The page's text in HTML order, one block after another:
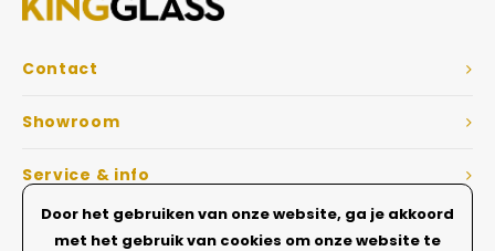
Contact
Showroom
Service & info
Dé Glazen wanden specialist
Door het gebruiken van onze website, ga je akkoord
met het gebruik van cookies om onze website te